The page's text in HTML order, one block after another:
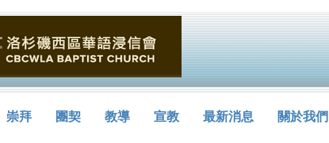
崇拜 團契 教導 宣教 最新消息 關於我們